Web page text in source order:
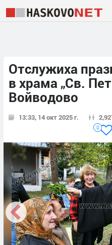
Отслужиха
в храма „Св.
Войводово
13:33, 14 окт 2025 г.
0